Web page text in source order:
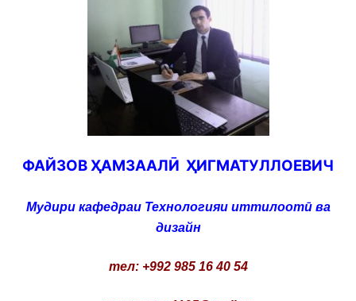
ФАЙЗОВ ҲАМЗААЛӢ ҲИГМАТУЛЛОЕВИЧ
Мудири кафедраи Технологияи иттилоотӣ ва
дизайн
тел: +992 985 16 40 54